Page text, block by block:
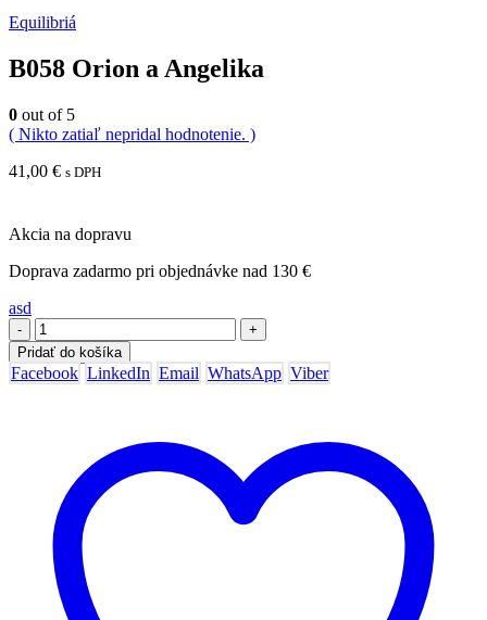
Equilibriá
B058 Orion a Angelika
0 out of 5
( Nikto zatiaľ nepridal hodnotenie. )
41,00 € s DPH
Akcia na dopravu
Doprava zadarmo pri objednávke nad 130 €
asd
-
+
Pridať do košíka
Facebook LinkedIn Email WhatsApp Viber